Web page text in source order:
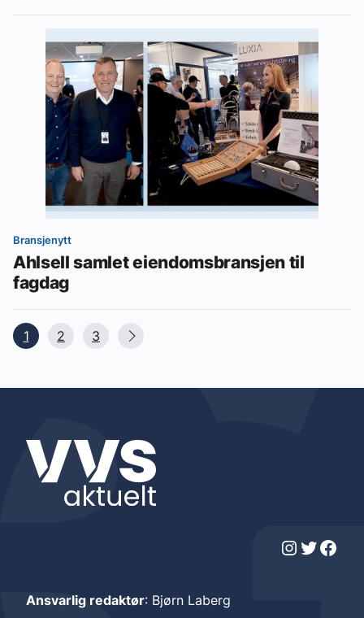
Bransjenytt
Ahlsell samlet eiendomsbransjen til
fagdag
1 2 3
Instagram Twitter Facebook
Ansvarlig redaktør: Bjørn Laberg